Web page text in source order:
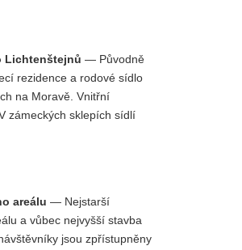
Lichtenštejnů — Původně
rezidence a rodové sídlo
na Moravě. Vnitřní
zámeckých sklepích sídlí
areálu — Nejstarší
a vůbec nejvyšší stavba
jsou zpřístupněny